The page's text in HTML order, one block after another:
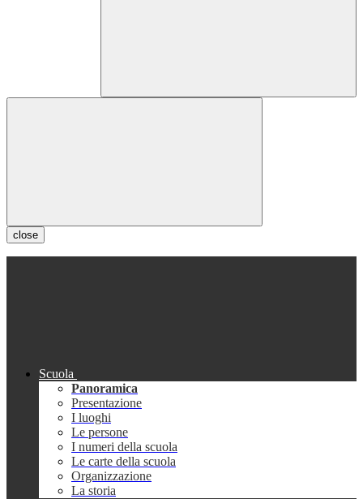
close
Scuola
Panoramica
Presentazione
I luoghi
Le persone
I numeri della scuola
Le carte della scuola
Organizzazione
La storia